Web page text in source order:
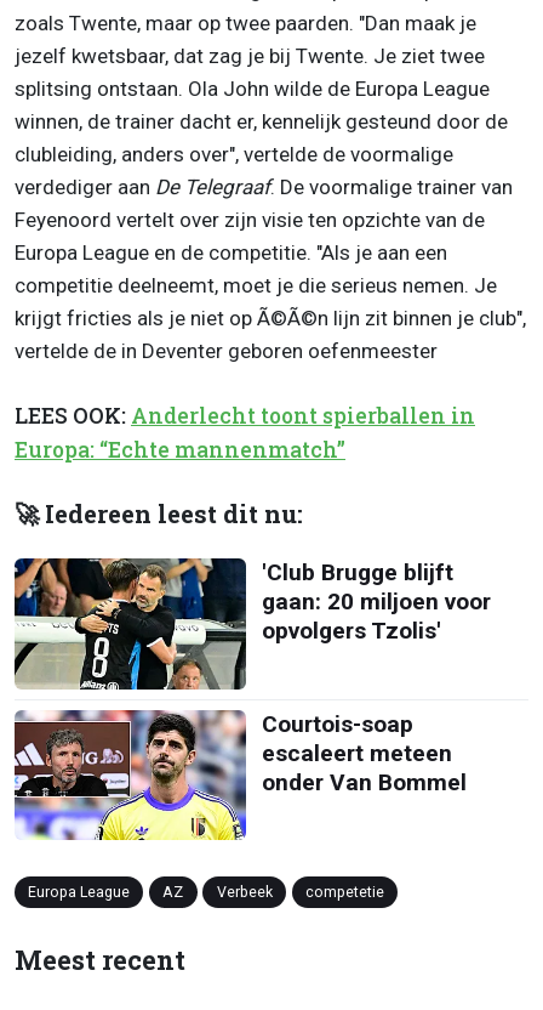
zoals Twente, maar op twee paarden. "Dan maak je
jezelf kwetsbaar, dat zag je bij Twente. Je ziet twee
splitsing ontstaan. Ola John wilde de Europa League
winnen, de trainer dacht er, kennelijk gesteund door de
clubleiding, anders over", vertelde de voormalige
verdediger aan De Telegraaf. De voormalige trainer van
Feyenoord vertelt over zijn visie ten opzichte van de
Europa League en de competitie. "Als je aan een
competitie deelneemt, moet je die serieus nemen. Je
krijgt fricties als je niet op Ã©Ã©n lijn zit binnen je club",
vertelde de in Deventer geboren oefenmeester
LEES OOK: Anderlecht toont spierballen in
Europa: “Echte mannenmatch”
🚀 Iedereen leest dit nu:
'Club Brugge blijft
gaan: 20 miljoen voor
opvolgers Tzolis'
Courtois-soap
escaleert meteen
onder Van Bommel
Europa League AZ Verbeek competetie
Meest recent